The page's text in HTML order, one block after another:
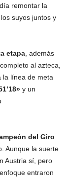
remontar la
suyos juntos y
etapa , además
al azteca,
la línea de meta
y un
del Giro
Aunque la suerte
Austria sí, pero
entraron